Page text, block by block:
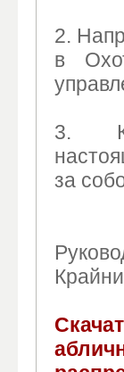
2.
в
3.
за